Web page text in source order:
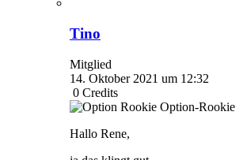
Tino
Mitglied
14. Oktober 2021 um 12:32
0 Credits
Option-Rookie
Hallo Rene,